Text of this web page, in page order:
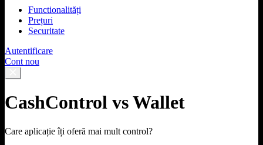
Functionalități
Prețuri
Securitate
Autentificare
Cont nou
CashControl vs Wallet
Care aplicație îți oferă mai mult control?